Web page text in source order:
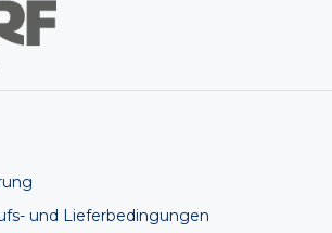
und Lieferbedingungen